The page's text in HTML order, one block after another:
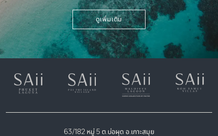
ดูเพิ่มเติม
63/182 หมู่ 5 ต.บ่อผุด อ.เกาะสมุย